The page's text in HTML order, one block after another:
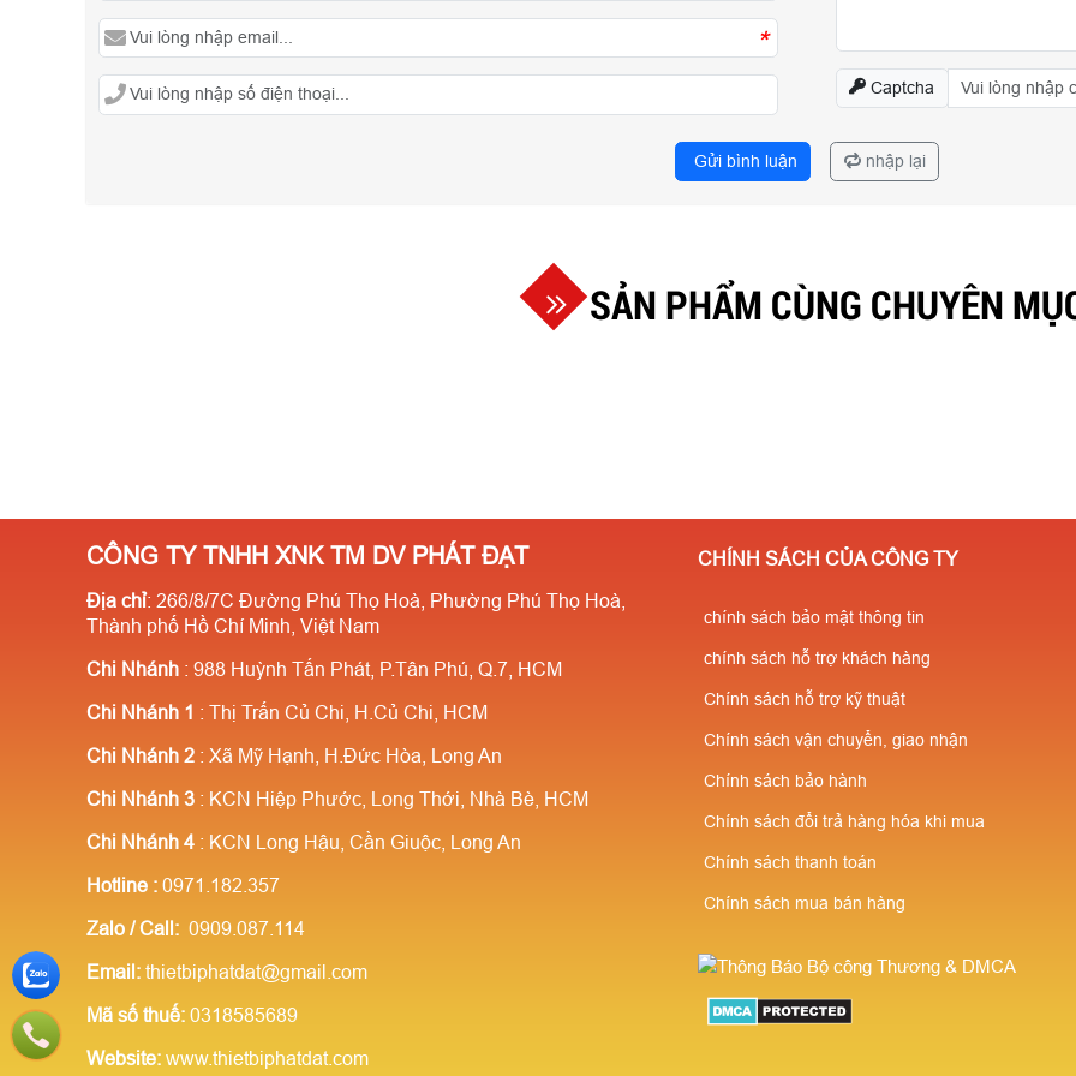
*
Captcha
Gửi bình luận nhập lại
SẢN PHẨM CÙNG CHUYÊN
CÔNG TY TNHH XNK TM DV PHÁT ĐẠT
Địa chỉ: 266/8/7C Đường Phú Thọ Hoà, Phường Phú Thọ Hoà,
Thành phố Hồ Chí Minh, Việt Nam
Chi Nhánh : 988 Huỳnh Tấn Phát, P.Tân Phú, Q.7, HCM
Chi Nhánh 1 : Thị Trấn Củ Chi, H.Củ Chi, HCM
Chi Nhánh 2 : Xã Mỹ Hạnh, H.Đức Hòa, Long An
Chi Nhánh 3 : KCN Hiệp Phước, Long Thới, Nhà Bè, HCM
Chi Nhánh 4 : KCN Long Hậu, Cần Giuộc, Long An
Hotline : 0971.182.357
Zalo / Call: 0909.087.114
Email: thietbiphatdat@gmail.com
Mã số thuế: 0318585689
Website: www.thietbiphatdat.com
CHÍNH SÁCH CỦA CÔNG TY
chính sách bảo mật thông tin
chính sách hỗ trợ khách hàng
Chính sách hỗ trợ kỹ thuật
Chính sách vận chuyển, giao nhận
Chính sách bảo hành
Chính sách đổi trả hàng hóa khi mua
Chính sách thanh toán
Chính sách mua bán hàng